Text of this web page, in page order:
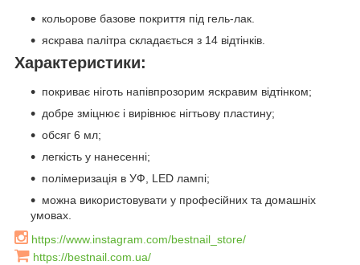
кольорове базове покриття під гель-лак.
яскрава палітра складається з 14 відтінків.
Характеристики:
покриває ніготь напівпрозорим яскравим відтінком;
добре зміцнює і вирівнює нігтьову пластину;
обсяг 6 мл;
легкість у нанесенні;
полімеризація в УФ, LED лампі;
можна використовувати у професійних та домашніх
умовах.
https://www.instagram.com/bestnail_store/
https://bestnail.com.ua/